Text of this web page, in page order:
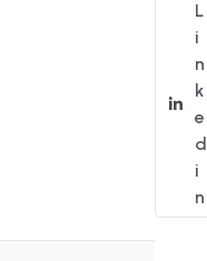
L
i
n
k
e
d
i
n